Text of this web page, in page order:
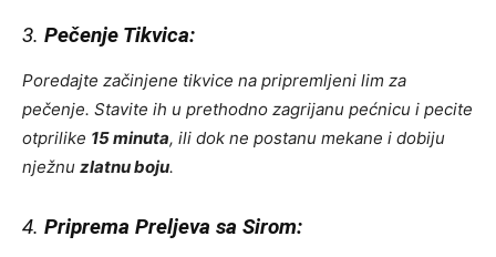
3. Pečenje Tikvica:
Poredajte začinjene tikvice na pripremljeni lim za
pečenje. Stavite ih u prethodno zagrijanu pećnicu i pecite
otprilike 15 minuta, ili dok ne postanu mekane i dobiju
nježnu zlatnu boju.
4. Priprema Preljeva sa Sirom: